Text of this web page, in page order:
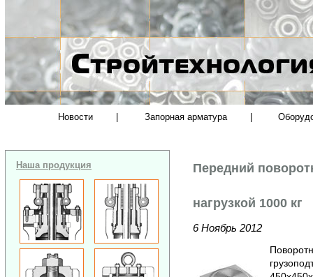
Новости Запорная арматура
Наша продукция Передний
нагрузкой 1000 кг
6 Ноябрь 2012